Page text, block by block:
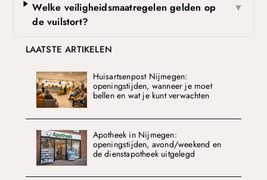
Welke veiligheidsmaatregelen gelden op
de vuilstort?
▼
LAATSTE ARTIKELEN
Huisartsenpost Nijmegen:
openingstijden, wanneer je moet
bellen en wat je kunt verwachten
Apotheek in Nijmegen:
openingstijden, avond/weekend en
de dienstapotheek uitgelegd